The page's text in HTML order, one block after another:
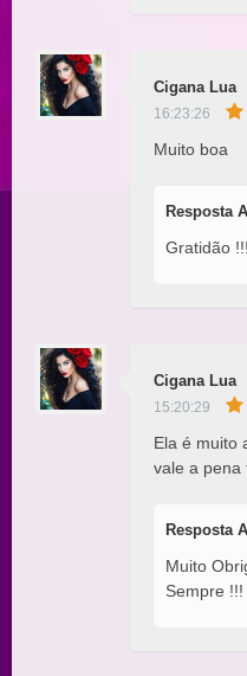
Cigana Lua
16:23:26
Muito boa
Resposta
Gratidão
Cigana Lua
15:20:29
Ela é muito
vale a pena
Resposta
Muito
Sempre